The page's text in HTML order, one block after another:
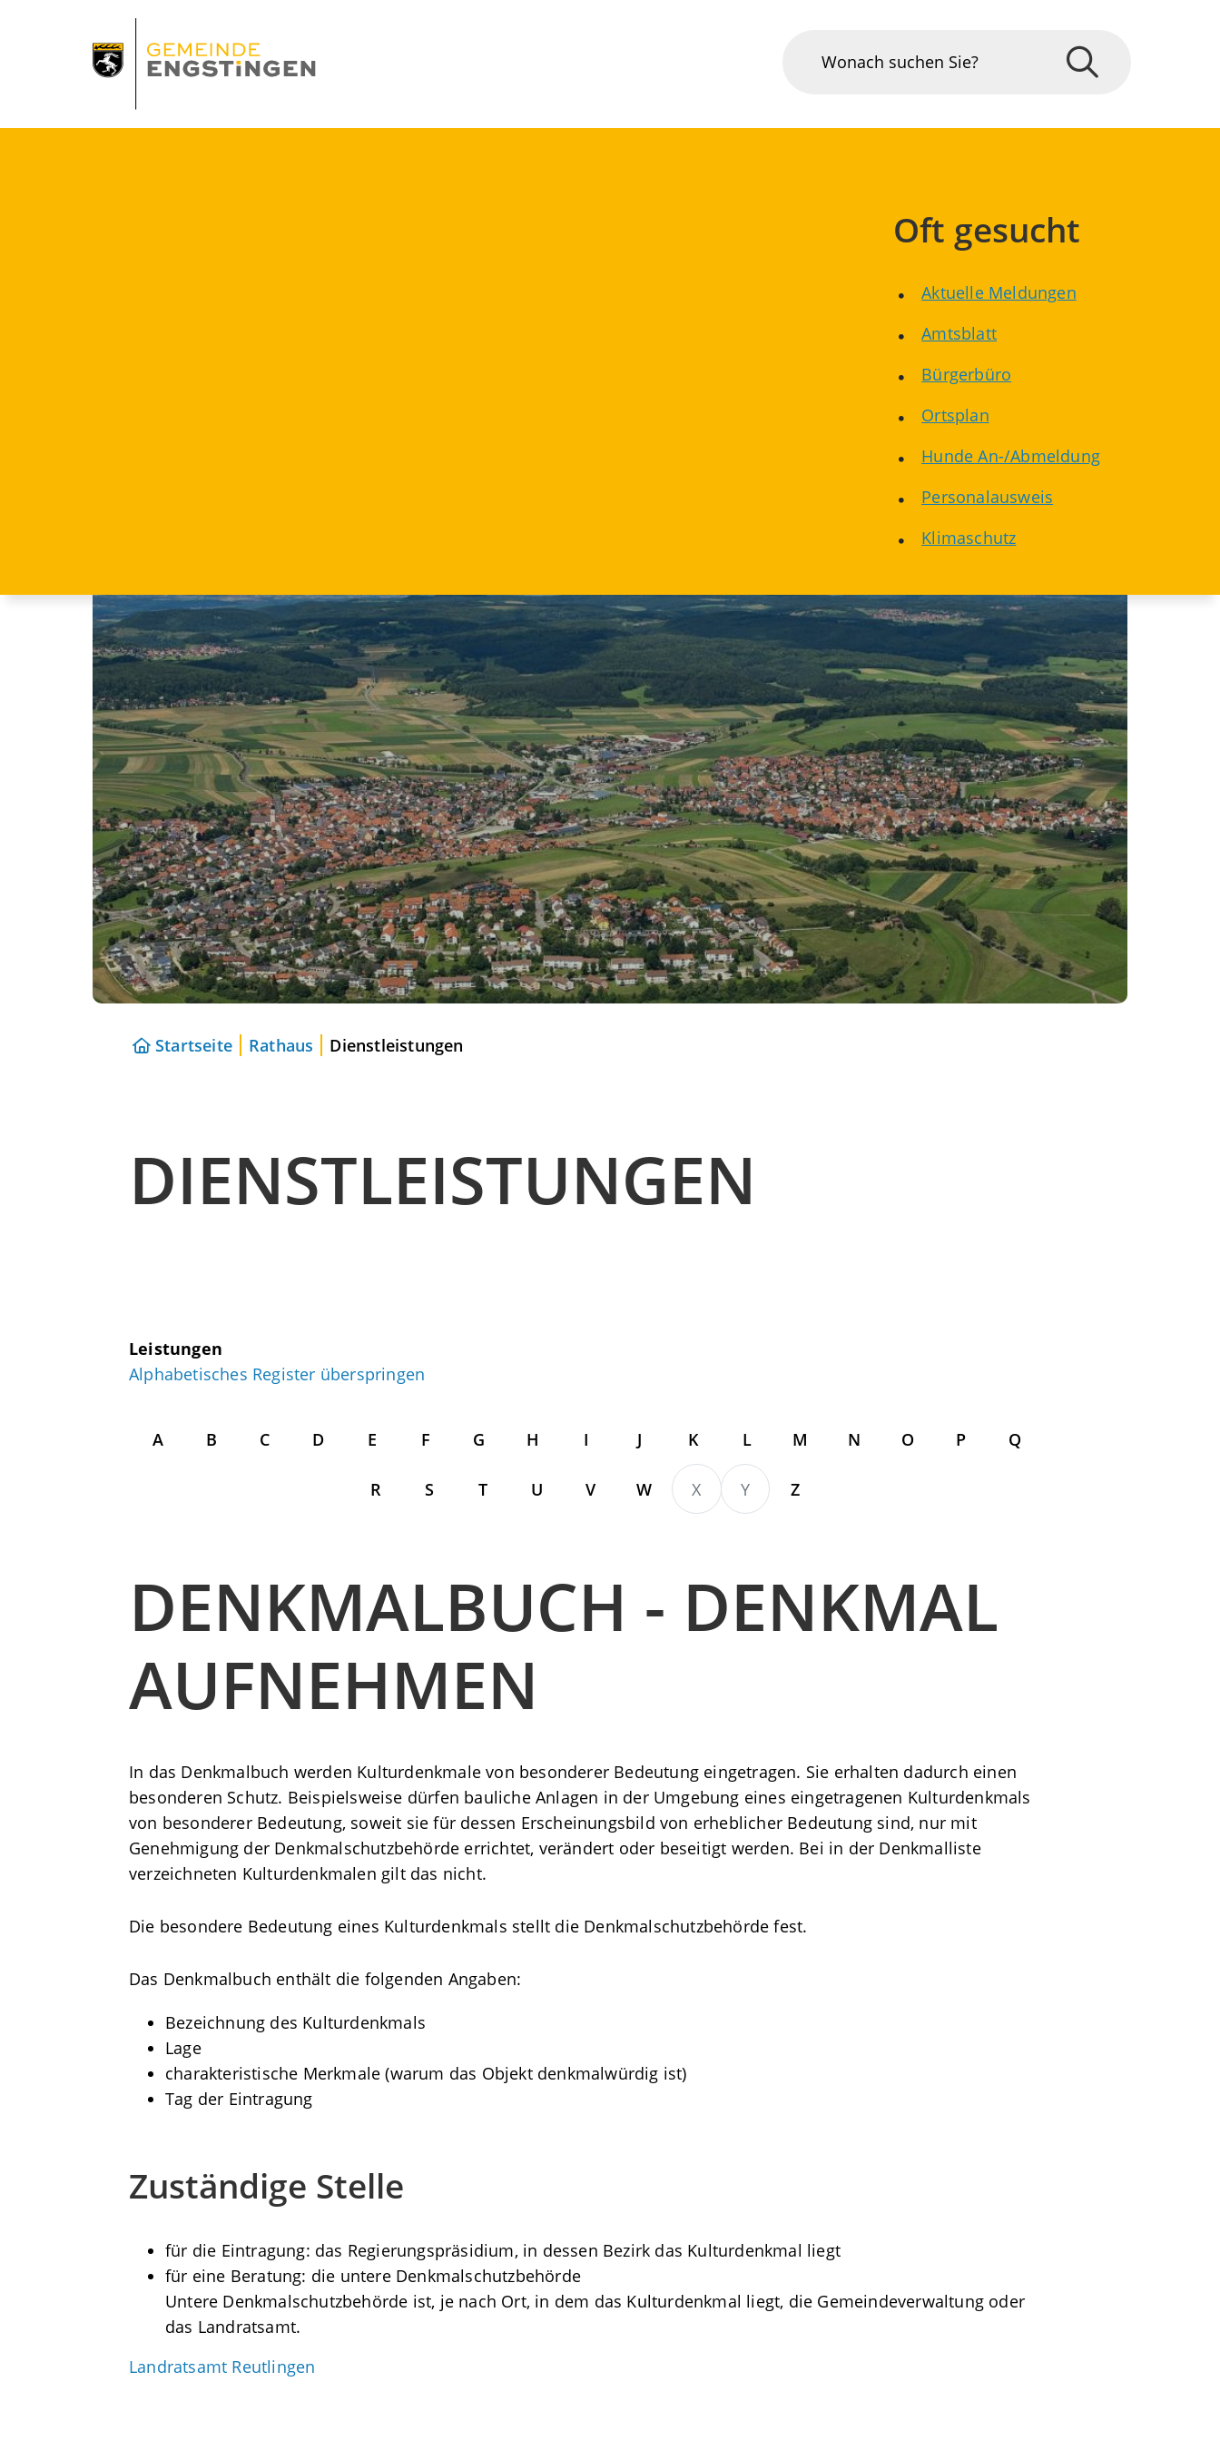
Oft gesucht
Aktuelle Meldungen
Amtsblatt
Bürgerbüro
Ortsplan
Hunde An-/Abmeldung
Personalausweis
Klimaschutz
Startseite Rathaus Dienstleistungen
DIENSTLEISTUNGEN
Leistungen
Alphabetisches Register überspringen
A B C D E F G H I J K L M N O P Q
R S T U V W X Y Z
DENKMALBUCH - DENKMAL
AUFNEHMEN
In das Denkmalbuch werden Kulturdenkmale von besonderer Bedeutung eingetragen. Sie erhalten dadurch einen
besonderen Schutz. Beispielsweise dürfen bauliche Anlagen in der Umgebung eines eingetragenen Kulturdenkmals
von besonderer Bedeutung, soweit sie für dessen Erscheinungsbild von erheblicher Bedeutung sind, nur mit
Genehmigung der Denkmalschutzbehörde errichtet, verändert oder beseitigt werden. Bei in der Denkmalliste
verzeichneten Kulturdenkmalen gilt das nicht.
Die besondere Bedeutung eines Kulturdenkmals stellt die Denkmalschutzbehörde fest.
Das Denkmalbuch enthält die folgenden Angaben:
Bezeichnung des Kulturdenkmals
Lage
charakteristische Merkmale (warum das Objekt denkmalwürdig ist)
Tag der Eintragung
Zuständige Stelle
für die Eintragung: das Regierungspräsidium, in dessen Bezirk das Kulturdenkmal liegt
für eine Beratung: die untere Denkmalschutzbehörde
Untere Denkmalschutzbehörde ist, je nach Ort, in dem das Kulturdenkmal liegt, die Gemeindeverwaltung oder
das Landratsamt.
Landratsamt Reutlingen